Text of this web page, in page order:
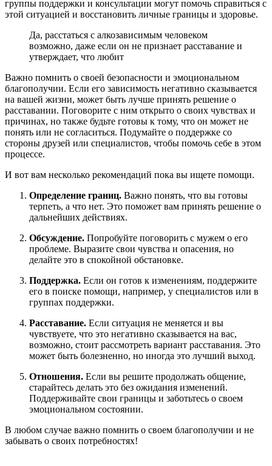
группы поддержки и консультации могут помочь справиться с
этой ситуацией и восстановить личные границы и здоровье.
Да, расстаться с алкозависимым человеком
возможно, даже если он не признает расставание и
утверждает, что любит
Важно помнить о своей безопасности и эмоциональном
благополучии. Если его зависимость негативно сказывается
на вашей жизни, может быть лучше принять решение о
расставании. Поговорите с ним открыто о своих чувствах и
причинах, но также будьте готовы к тому, что он может не
понять или не согласиться. Подумайте о поддержке со
стороны друзей или специалистов, чтобы помочь себе в этом
процессе.
И вот вам несколько рекомендаций пока вы ищете помощи.
Определение границ. Важно понять, что вы готовы
терпеть, а что нет. Это поможет вам принять решение о
дальнейших действиях.
Обсуждение. Попробуйте поговорить с мужем о его
проблеме. Выразите свои чувства и опасения, но
делайте это в спокойной обстановке.
Поддержка. Если он готов к изменениям, поддержите
его в поиске помощи, например, у специалистов или в
группах поддержки.
Расставание. Если ситуация не меняется и вы
чувствуете, что это негативно сказывается на вас,
возможно, стоит рассмотреть вариант расставания. Это
может быть болезненно, но иногда это лучший выход.
Отношения. Если вы решите продолжать общение,
старайтесь делать это без ожидания изменений.
Поддерживайте свои границы и заботьтесь о своем
эмоциональном состоянии.
В любом случае важно помнить о своем благополучии и не
забывать о своих потребностях!